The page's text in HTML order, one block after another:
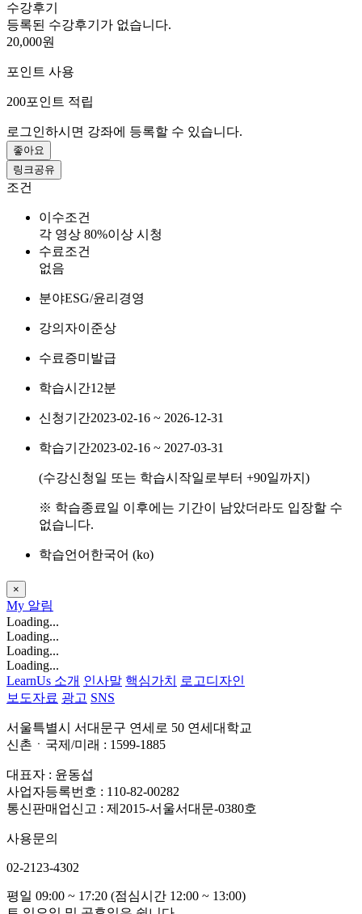
수강후기
등록된 수강후기가 없습니다.
20,000원
포인트 사용
200포인트 적립
로그인하시면 강좌에 등록할 수 있습니다.
좋아요
링크공유
조건
이수조건
각 영상 80%이상 시청
수료조건
없음
분야ESG/윤리경영
강의자이준상
수료증미발급
학습시간12분
신청기간2023-02-16 ~ 2026-12-31
학습기간2023-02-16 ~ 2027-03-31
(수강신청일 또는 학습시작일로부터 +90일까지)
※ 학습종료일 이후에는 기간이 남았더라도 입장할 수
없습니다.
학습언어 한국어 ‎(ko)‎
×
My 알림
Loading...
Loading...
Loading...
Loading...
LearnUs 소개 인사말 핵심가치
로고디자인
보도자료 광고 SNS
서울특별시 서대문구 연세로 50 연세대학교
신촌ㆍ국제/미래 : 1599-1885
대표자 : 윤동섭
사업자등록번호 : 110-82-00282
통신판매업신고 : 제2015-서울서대문-0380호
사용문의
02-2123-4302
평일 09:00 ~ 17:20 (점심시간 12:00 ~ 13:00)